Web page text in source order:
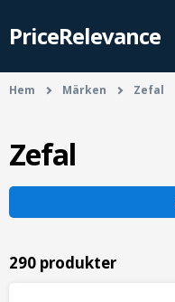
PriceRelevance
Hem Märken Zefal
Zefal
290 produkter